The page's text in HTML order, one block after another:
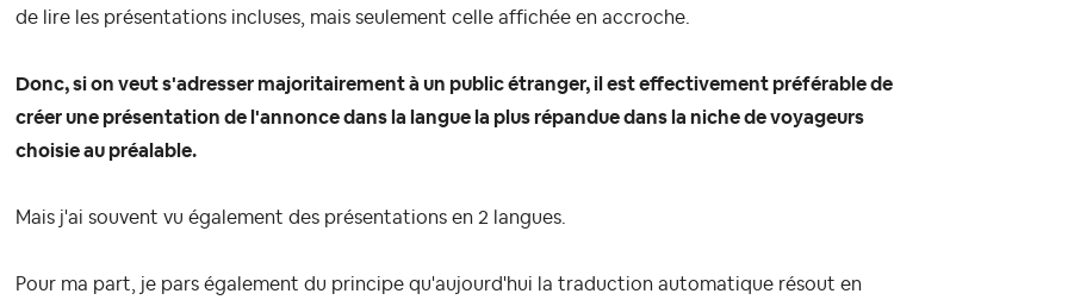
de lire les présentations incluses, mais seulement celle affichée en accroche.
Donc, si on veut s'adresser majoritairement à un public étranger, il est effectivement préférable de
créer une présentation de l'annonce dans la langue la plus répandue dans la niche de voyageurs
choisie au préalable.
Mais j'ai souvent vu également des présentations en 2 langues.
Pour ma part, je pars également du principe qu'aujourd'hui la traduction automatique résout en